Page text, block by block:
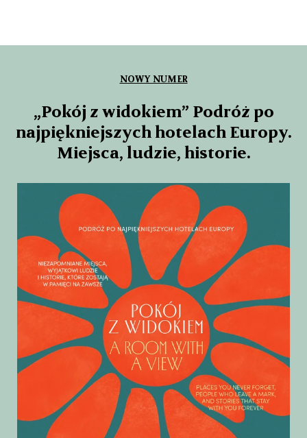
NOWY NUMER
„Pokój z widokiem” Podróż po
najpiękniejszych hotelach Europy.
Miejsca, ludzie, historie.